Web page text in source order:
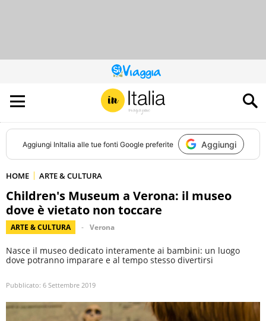
QUESTO
SITO
CONTRIBUISCE
ALL’AUDIENCE
DI
Aggiungi InItalia alle tue fonti Google preferite Aggiungi
HOME ARTE & CULTURA
Children's Museum a Verona: il museo
dove è vietato non toccare
ARTE & CULTURA Verona
Nasce il museo dedicato interamente ai bambini: un luogo
dove potranno imparare e al tempo stesso divertirsi
Pubblicato: 6 Settembre 2019